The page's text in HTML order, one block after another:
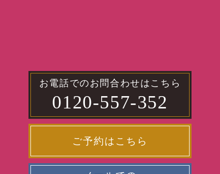
お電話でのお問合わせはこちら
0120-557-352
ご予約はこちら